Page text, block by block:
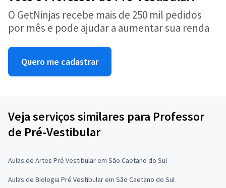
O GetNinjas recebe mais de 250 mil pedidos
por mês e pode ajudar a aumentar sua renda
Quero me cadastrar
Veja serviços similares para Professor
de Pré-Vestibular
Aulas de Artes Pré Vestibular em São Caetano do Sul
Aulas de Biologia Pré Vestibular em São Caetano do Sul